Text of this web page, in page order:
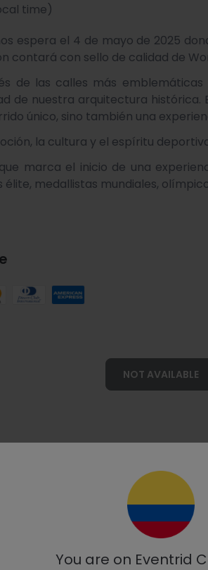
You are on Eventrid
time)
espera el 4 de mayo de 2025
contará con sello de calidad de
de las calles más
de nuestra arquitectura
único, sino también una
la cultura y el espíritu
marca el inicio de una
medallistas mundiales,
NOT AVAILABLE